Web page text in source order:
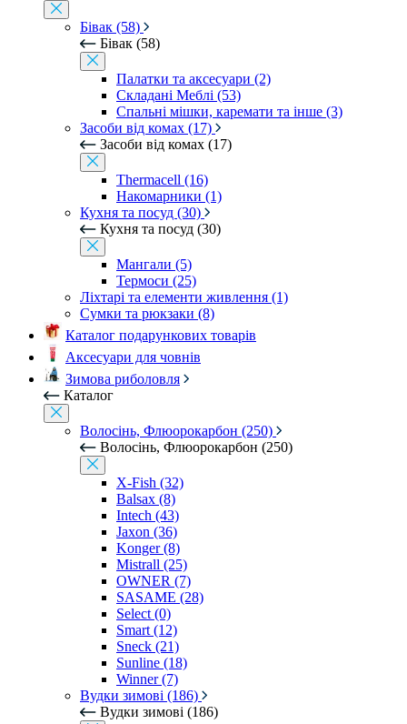
Бівак (58)
Бівак (58)
Палатки та аксесуари (2)
Складані Меблі (53)
Спальні мішки, каремати та інше (3)
Засоби від комах (17)
Засоби від комах (17)
Thermacell (16)
Накомарники (1)
Кухня та посуд (30)
Кухня та посуд (30)
Мангали (5)
Термоси (25)
Ліхтарі та елементи живлення (1)
Сумки та рюкзаки (8)
Каталог подарункових товарів
Аксесуари для човнів
Зимова риболовля
Каталог
Волосінь, Флюорокарбон (250)
Волосінь, Флюорокарбон (250)
X-Fish (32)
Balsax (8)
Intech (43)
Jaxon (36)
Konger (8)
Mistrall (25)
OWNER (7)
SASAME (28)
Select (0)
Smart (12)
Sneck (21)
Sunline (18)
Winner (7)
Вудки зимові (186)
Вудки зимові (186)